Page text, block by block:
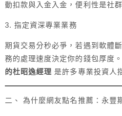
動扣款與入金入金，便利性是社
3. 指定資深專業業務
期貨交易分秒必爭，若遇到軟體
務的處理速度決定你的錢包厚度
的杜昭逸經理 是許多專業投資人
二、 為什麼網友點名推薦：永豐